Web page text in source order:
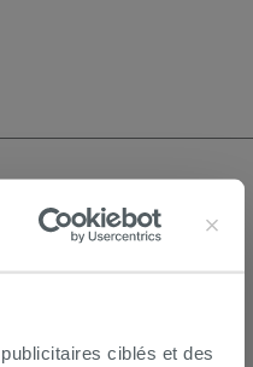
ciblés et des